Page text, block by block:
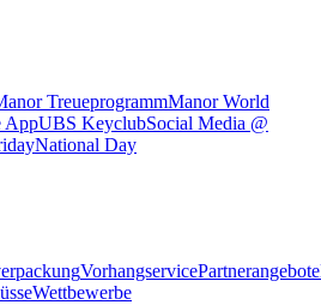
TreueprogrammManor World
AppUBS KeyclubSocial Media @
National Day
VorhangservicePartnerangebote
Wettbewerbe